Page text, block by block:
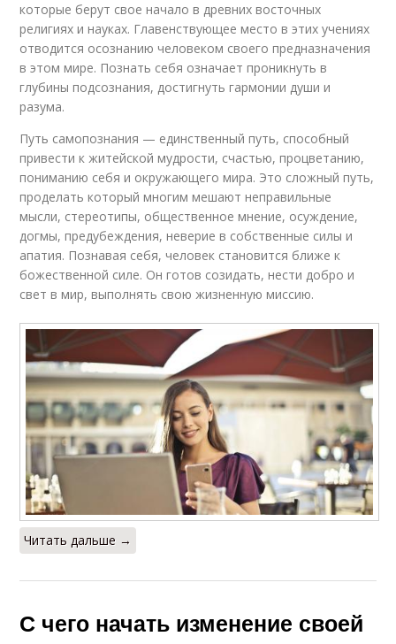
которые берут свое начало в древних восточных
религиях и науках. Главенствующее место в этих учениях
отводится осознанию человеком своего предназначения
в этом мире. Познать себя означает проникнуть в
глубины подсознания, достигнуть гармонии души и
разума.
Путь самопознания — единственный путь, способный
привести к житейской мудрости, счастью, процветанию,
пониманию себя и окружающего мира. Это сложный путь,
проделать который многим мешают неправильные
мысли, стереотипы, общественное мнение, осуждение,
догмы, предубеждения, неверие в собственные силы и
апатия. Познавая себя, человек становится ближе к
божественной силе. Он готов созидать, нести добро и
свет в мир, выполнять свою жизненную миссию.
Читать дальше →
С чего начать изменение своей